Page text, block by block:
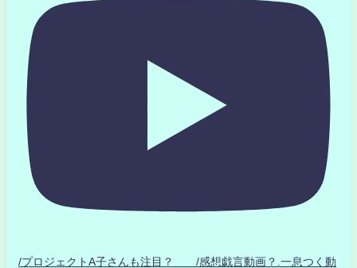
/プロジェクトA子さんも注目？ /感想戯言動画？.一息つく動